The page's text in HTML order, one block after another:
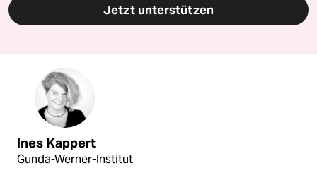
Jetzt unterstützen
Ines Kappert
Gunda-Werner-Institut